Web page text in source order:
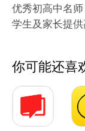
优秀初高中名
学生及家长提
【汇集全国优秀
1、平均9年+
力量
2、清北毕业名
你可能还喜